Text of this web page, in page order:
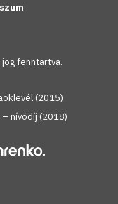
fenntartva.
(2015)
nívódíj (2018)